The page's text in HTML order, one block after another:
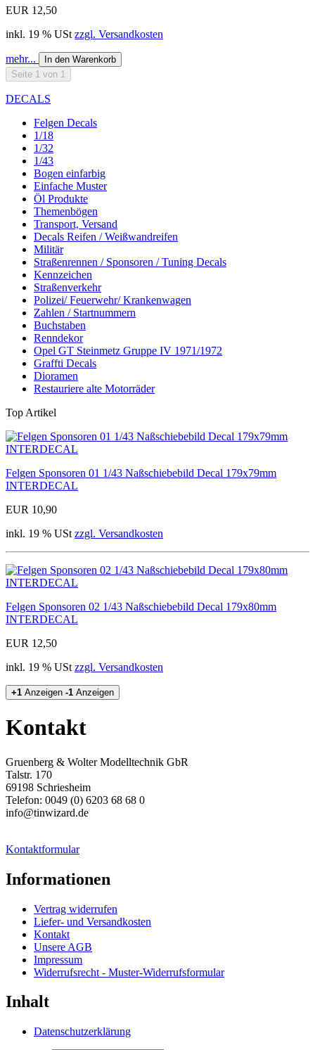
EUR 12,50
inkl. 19 % USt zzgl. Versandkosten
mehr...
In den Warenkorb
Seite 1 von 1
DECALS
Felgen Decals
1/18
1/32
1/43
Bogen einfarbig
Einfache Muster
Öl Produkte
Themenbögen
Transport, Versand
Decals Reifen / Weißwandreifen
Militär
Straßenrennen / Sponsoren / Tuning Decals
Kennzeichen
Straßenverkehr
Polizei/ Feuerwehr/ Krankenwagen
Zahlen / Startnummern
Buchstaben
Renndekor
Opel GT Steinmetz Gruppe IV 1971/1972
Graffti Decals
Dioramen
Restauriere alte Motorräder
Top Artikel
Felgen Sponsoren 01 1/43 Naßschiebebild Decal 179x79mm
INTERDECAL
EUR 10,90
inkl. 19 % USt zzgl. Versandkosten
Felgen Sponsoren 02 1/43 Naßschiebebild Decal 179x80mm
INTERDECAL
EUR 12,50
inkl. 19 % USt zzgl. Versandkosten
+1 Anzeigen -1 Anzeigen
Kontakt
Gruenberg & Wolter Modelltechnik GbR
Talstr. 170
69198 Schriesheim
Telefon: 0049 (0) 6203 68 68 0
info@tinwizard.de
Kontaktformular
Informationen
Vertrag widerrufen
Liefer- und Versandkosten
Kontakt
Unsere AGB
Impressum
Widerrufsrecht - Muster-Widerrufsformular
Inhalt
Datenschutzerklärung